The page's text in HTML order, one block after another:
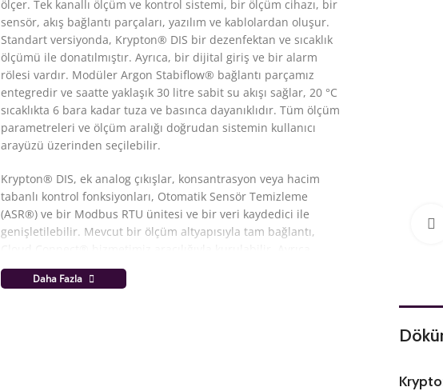
ölçer. Tek kanallı ölçüm ve kontrol sistemi, bir ölçüm cihazı, bir
sensör, akış bağlantı parçaları, yazılım ve kablolardan oluşur.
Standart versiyonda, Krypton® DIS bir dezenfektan ve sıcaklık
ölçümü ile donatılmıştır. Ayrıca, bir dijital giriş ve bir alarm
rölesi vardır. Modüler Argon Stabiflow® bağlantı parçamız
entegredir ve saatte yaklaşık 30 litre sabit su akışı sağlar, 20 °C
sıcaklıkta 6 bara kadar tuza ve basınca dayanıklıdır. Tüm ölçüm
parametreleri ve ölçüm aralığı doğrudan sistemin kullanıcı
arayüzü üzerinden seçilebilir.
Krypton® DIS, ek analog çıkışlar, konsantrasyon veya hacim
tabanlı kontrol fonksiyonları, Otomatik Sensör Temizleme
(ASR®) ve bir Modbus RTU ünitesi ve bir veri kaydedici ile
genişletilebilir. Mevcut bir ölçüm altyapısıyla tam bağlantı,
yazılım güncellemeleri ve eklenti modülleri satın alındıktan
sonra herhangi bir zamanda etkinleştirilebilir.
Daha Fazla